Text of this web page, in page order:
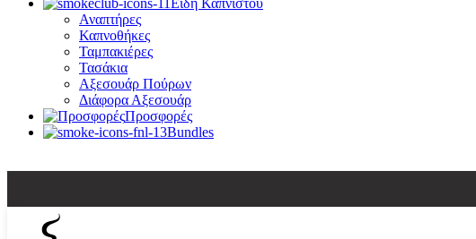
Είδη Καπνιστού
Αναπτήρες
Καπνοθήκες
Ταμπακιέρες
Τασάκια
Αξεσουάρ Πούρων
Διάφορα Αξεσουάρ
Προσφορές
Bundles